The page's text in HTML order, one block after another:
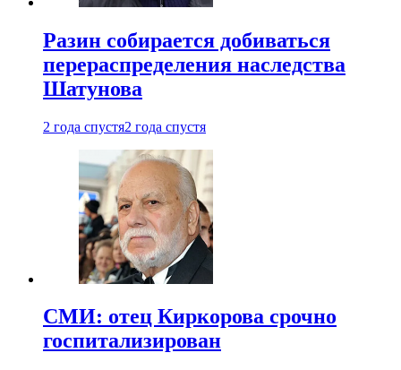
Разин собирается добиваться
перераспределения наследства
Шатунова
2 года спустя2 года спустя
СМИ: отец Киркорова срочно
госпитализирован